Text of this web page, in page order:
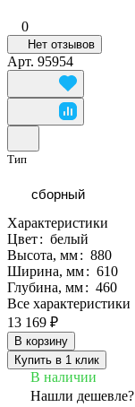
0
Нет отзывов
Арт. 95954
Тип
сборный
Характеристики
Цвет: белый
Высота, мм: 880
Ширина, мм: 610
Глубина, мм: 460
Все характеристики
13 169 ₽
В корзину
Купить в 1 клик
В наличии
Нашли дешевле?